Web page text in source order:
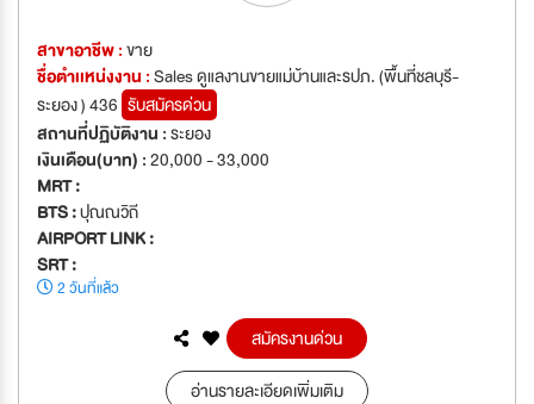
สาขาอาชีพ :ขาย
ชื่อตำเเหน่งงาน :Sales ดูแลงานขายแม่บ้านและรปภ. (พื้นที่ชลบุรี-
ระยอง ) 436 รับสมัครด่วน
สถานที่ปฏิบัติงาน :ระยอง
เงินเดือน(บาท) :20,000 - 33,000
MRT :
BTS :ปุณณวิถี
AIRPORT LINK :
SRT :
2 วันที่แล้ว
สมัครงานด่วน
อ่านรายละเอียดเพิ่มเติม